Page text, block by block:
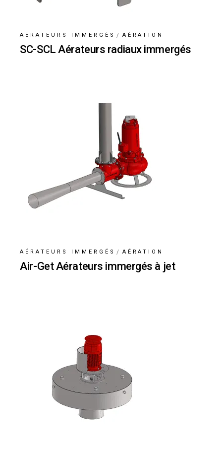
AÉRATEURS IMMERGÉS AÉRATION
SC-SCL Aérateurs radiaux immergés
AÉRATEURS IMMERGÉS AÉRATION
Air-Get Aérateurs immergés à jet